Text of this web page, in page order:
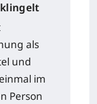
als
und
im
Person